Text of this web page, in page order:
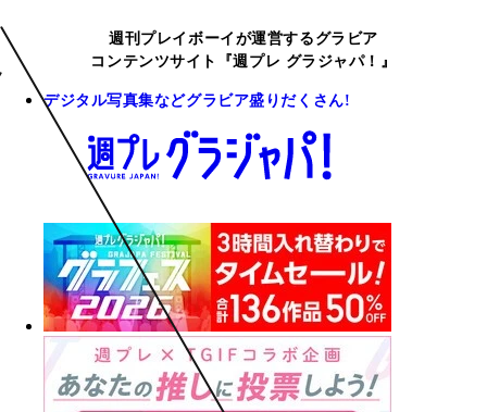
週刊プレイボーイが運営するグラビア
コンテンツサイト『週プレ グラジャパ！』
デジタル写真集などグラビア盛りだくさん!